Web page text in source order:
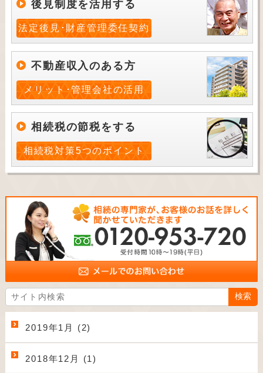
後見制度を活用する
法定後見･財産管理委任契約
不動産収入のある方
メリット･管理会社の活用
相続税の節税をする
相続税対策5つのポイント
2019年1月 (2)
2018年12月 (1)